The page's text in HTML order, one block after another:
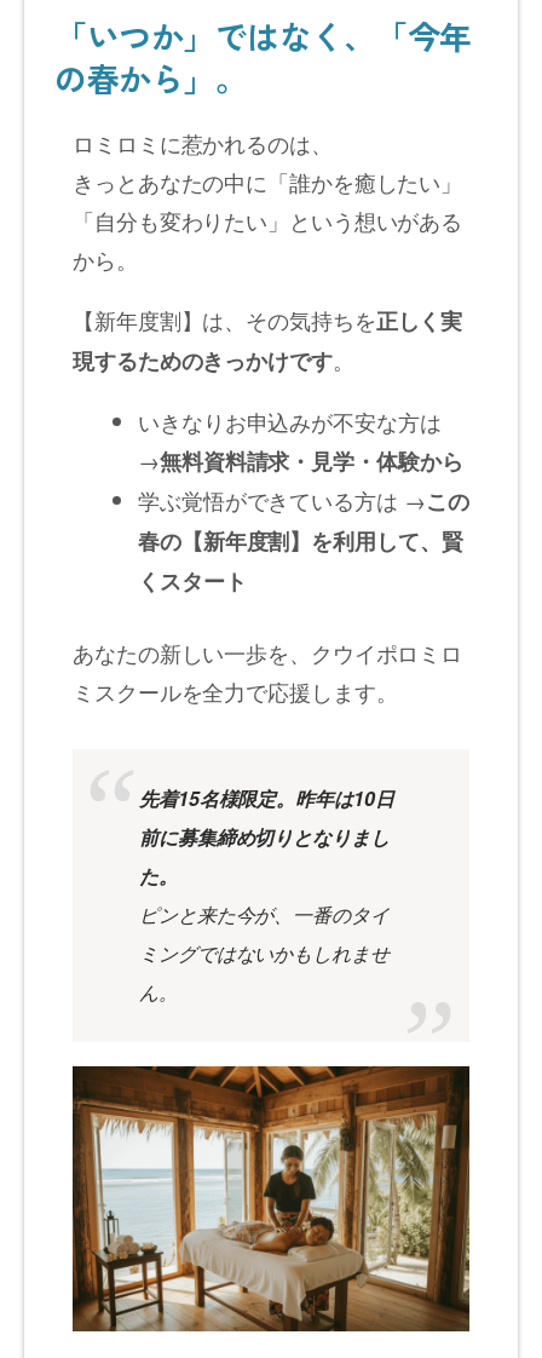
「いつか」ではなく、「今年
の春から」。
ロミロミに惹かれるのは、
きっとあなたの中に「誰かを癒したい」
「自分も変わりたい」という想いがある
から。
【新年度割】は、その気持ちを正しく実
現するためのきっかけです。
いきなりお申込みが不安な方は
→無料資料請求・見学・体験から
学ぶ覚悟ができている方は →この
春の【新年度割】を利用して、賢
くスタート
あなたの新しい一歩を、クウイポロミロ
ミスクールを全力で応援します。
先着15名様限定。昨年は10日
前に募集締め切りとなりまし
た。
ピンと来た今が、一番のタイ
ミングではないかもしれませ
ん。